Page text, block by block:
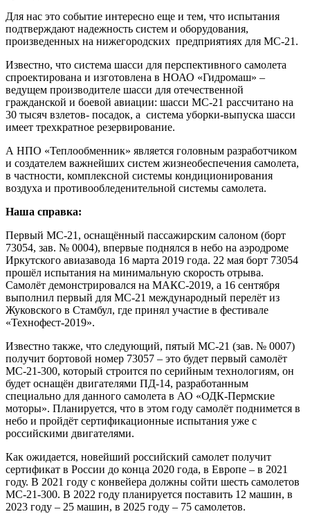
Для нас это событие интересно еще и тем, что испытания
подтверждают надежность систем и оборудования,
произведенных на нижегородских предприятиях для МС-21.
Известно, что система шасси для перспективного самолета
спроектирована и изготовлена в НОАО «Гидромаш» –
ведущем производителе шасси для отечественной
гражданской и боевой авиации: шасси МС-21 рассчитано на
30 тысяч взлетов- посадок, а система уборки-выпуска шасси
имеет трехкратное резервирование.
А НПО «Теплообменник» является головным разработчиком
и создателем важнейших систем жизнеобеспечения самолета,
в частности, комплексной системы кондиционирования
воздуха и противообледенительной системы самолета.
Наша справка:
Первый МС-21, оснащённый пассажирским салоном (борт
73054, зав. № 0004), впервые поднялся в небо на аэродроме
Иркутского авиазавода 16 марта 2019 года. 22 мая борт 73054
прошёл испытания на минимальную скорость отрыва.
Самолёт демонстрировался на МАКС-2019, а 16 сентября
выполнил первый для МС-21 международный перелёт из
Жуковского в Стамбул, где принял участие в фестивале
«Технофест-2019».
Известно также, что следующий, пятый МС-21 (зав. № 0007)
получит бортовой номер 73057 – это будет первый самолёт
МС-21-300, который строится по серийным технологиям, он
будет оснащён двигателями ПД-14, разработанным
специально для данного самолета в АО «ОДК-Пермские
моторы». Планируется, что в этом году самолёт поднимется в
небо и пройдёт сертификационные испытания уже с
российскими двигателями.
Как ожидается, новейший российский самолет получит
сертификат в России до конца 2020 года, в Европе – в 2021
году. В 2021 году с конвейера должны сойти шесть самолетов
МС-21-300. В 2022 году планируется поставить 12 машин, в
2023 году – 25 машин, в 2025 году – 75 самолетов.